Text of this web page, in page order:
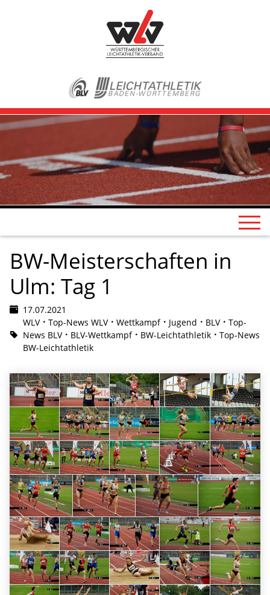
BW-Meisterschaften in
Ulm: Tag 1
17.07.2021
WLV
Top-News WLV Wettkampf Jugend BLV
Top-
News BLV
BLV-Wettkampf BW-Leichtathletik
Top-News
BW-Leichtathletik